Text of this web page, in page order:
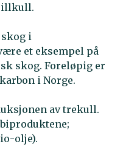
i
et eksempel på
skog. Foreløpig er
i Norge.
av trekull.
olje).